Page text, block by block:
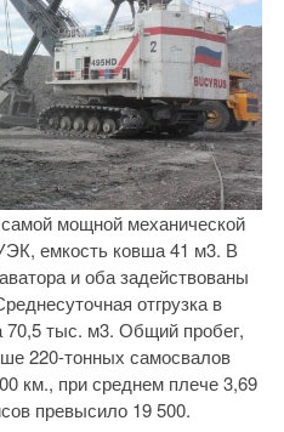
мощной механической
емкость ковша 41 м3. В
и оба задействованы
отгрузка в
70,5 тыс. м3. Общий пробег,
220-тонных самосвалов
км., при среднем плече 3,69
превысило 19 500.